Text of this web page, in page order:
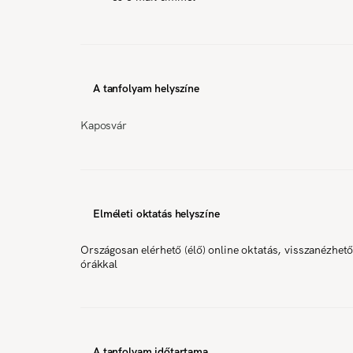
A tanfolyam helyszíne
Kaposvár
Elméleti oktatás helyszíne
Országosan elérhető (élő) online oktatás, visszanézhető
órákkal